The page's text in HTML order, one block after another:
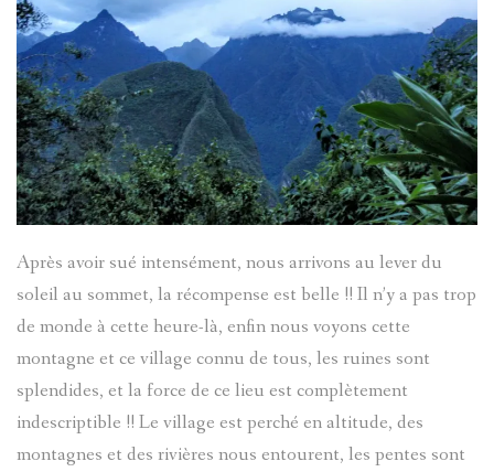
Après avoir sué intensément, nous arrivons au lever du
soleil au sommet, la récompense est belle !! Il n’y a pas trop
de monde à cette heure-là, enfin nous voyons cette
montagne et ce village connu de tous, les ruines sont
splendides, et la force de ce lieu est complètement
indescriptible !! Le village est perché en altitude, des
montagnes et des rivières nous entourent, les pentes sont